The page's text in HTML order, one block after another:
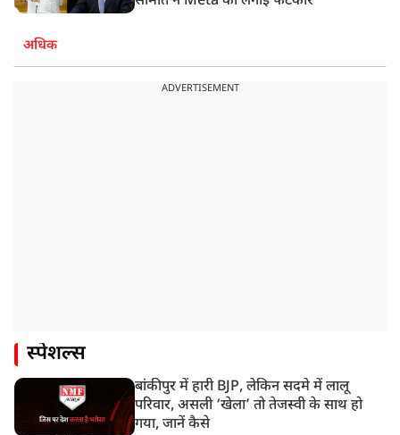
अधिक
ADVERTISEMENT
स्पेशल्स
बांकीपुर में हारी BJP, लेकिन सदमे में लालू
परिवार, असली ‘खेला’ तो तेजस्वी के साथ हो
गया, जानें कैसे